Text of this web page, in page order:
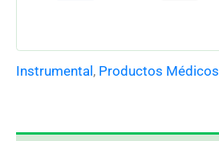
Instrumental , Productos Médicos